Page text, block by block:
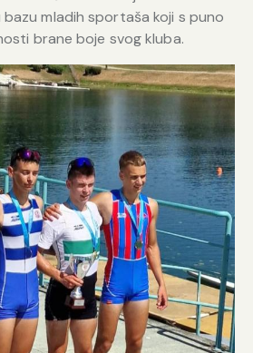
mladih sportaša koji s puno
brane boje svog kluba.